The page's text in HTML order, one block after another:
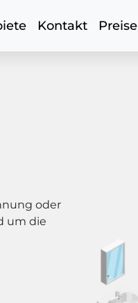
Kontakt Preise
oder
um die